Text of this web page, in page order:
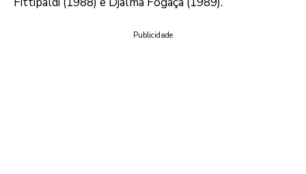
Publicidade